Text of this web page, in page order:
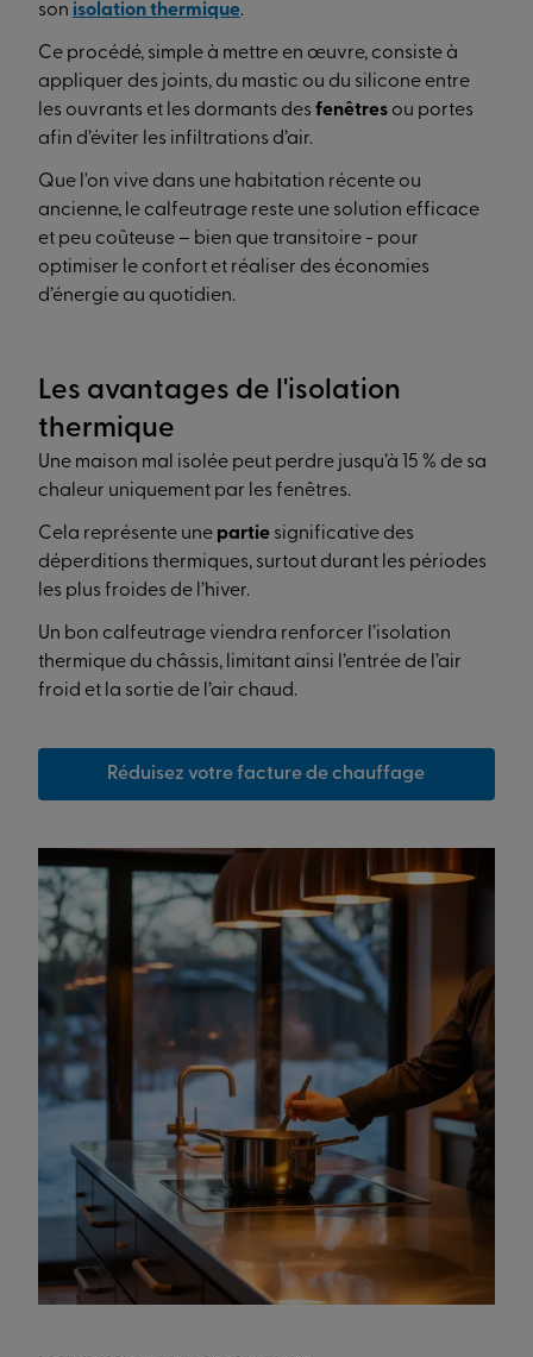
son isolation thermique.
Ce procédé, simple à mettre en œuvre, consiste à
appliquer des joints, du mastic ou du silicone entre
les ouvrants et les dormants des fenêtres ou portes
afin d’éviter les infiltrations d’air.
Que l'on vive dans une habitation récente ou
ancienne, le calfeutrage reste une solution efficace
et peu coûteuse – bien que transitoire - pour
optimiser le confort et réaliser des économies
d’énergie au quotidien.
Les avantages de l'isolation
thermique
Une maison mal isolée peut perdre jusqu’à 15 % de sa
chaleur uniquement par les fenêtres.
Cela représente une partie significative des
déperditions thermiques, surtout durant les périodes
les plus froides de l’hiver.
Un bon calfeutrage viendra renforcer l’isolation
thermique du châssis, limitant ainsi l’entrée de l’air
froid et la sortie de l’air chaud.
Réduisez votre facture de chauffage